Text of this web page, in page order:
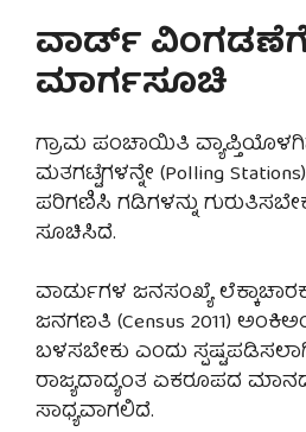
ವಾರ್ಡ್
ಮಾರ್ಗಸೂಚಿ
ಗ್ರಾಮ ಪಂಚಾಯಿತಿ
ಮತಗಟ್ಟೆಗಳನ್ನೇ (Polling
ಪರಿಗಣಿಸಿ ಗಡಿಗಳನ್ನು
ಸೂಚಿಸಿದೆ.
ವಾರ್ಡುಗಳ ಜನಸಂಖ್ಯೆ
ಜನಗಣತಿ (Census 2011)
ಬಳಸಬೇಕು ಎಂದು
ರಾಜ್ಯದಾದ್ಯಂತ ಏಕರೂಪದ
ಸಾಧ್ಯವಾಗಲಿದೆ.